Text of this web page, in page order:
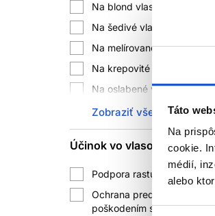
Táto
Na
cookie.
médií,
alebo
Fialové, modré
na každodenné
Zamerajte
Plánujte
Na blond vlasy
Na šedivé vlasy
Na melírované vlasy
40
Na krepovité vlasy
Na oslabené vlasy
4
Na krehké vlasy
4
Na farbené vlasy
54
Na suché vlasy
9
Na poškodené vlasy
6
Na všetky typy vlasov
Zobraziť všetko
Účinok vo vlasoch 1
Podpora rastu vlasov
Ochrana pred
poškodením slnkom